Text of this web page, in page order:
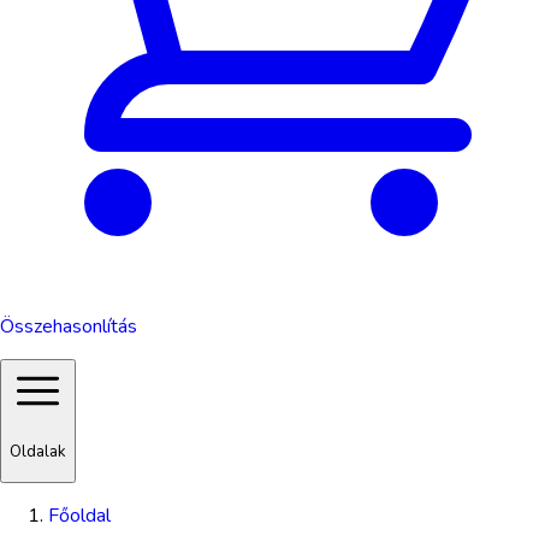
Összehasonlítás
Oldalak
Főoldal